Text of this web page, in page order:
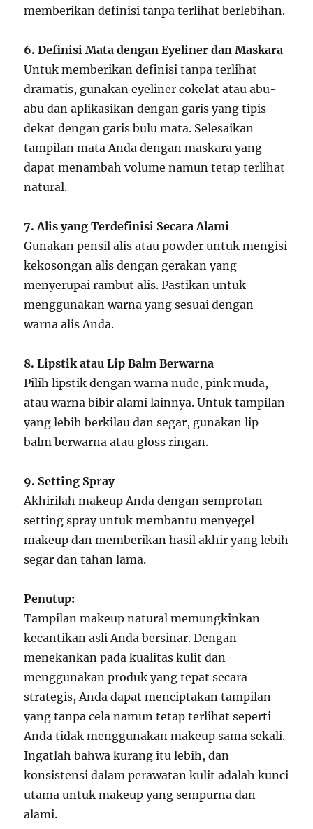
memberikan definisi tanpa terlihat berlebihan.
6. Definisi Mata dengan Eyeliner dan Maskara
Untuk memberikan definisi tanpa terlihat
dramatis, gunakan eyeliner cokelat atau abu-
abu dan aplikasikan dengan garis yang tipis
dekat dengan garis bulu mata. Selesaikan
tampilan mata Anda dengan maskara yang
dapat menambah volume namun tetap terlihat
natural.
7. Alis yang Terdefinisi Secara Alami
Gunakan pensil alis atau powder untuk mengisi
kekosongan alis dengan gerakan yang
menyerupai rambut alis. Pastikan untuk
menggunakan warna yang sesuai dengan
warna alis Anda.
8. Lipstik atau Lip Balm Berwarna
Pilih lipstik dengan warna nude, pink muda,
atau warna bibir alami lainnya. Untuk tampilan
yang lebih berkilau dan segar, gunakan lip
balm berwarna atau gloss ringan.
9. Setting Spray
Akhirilah makeup Anda dengan semprotan
setting spray untuk membantu menyegel
makeup dan memberikan hasil akhir yang lebih
segar dan tahan lama.
Penutup:
Tampilan makeup natural memungkinkan
kecantikan asli Anda bersinar. Dengan
menekankan pada kualitas kulit dan
menggunakan produk yang tepat secara
strategis, Anda dapat menciptakan tampilan
yang tanpa cela namun tetap terlihat seperti
Anda tidak menggunakan makeup sama sekali.
Ingatlah bahwa kurang itu lebih, dan
konsistensi dalam perawatan kulit adalah kunci
utama untuk makeup yang sempurna dan
alami.